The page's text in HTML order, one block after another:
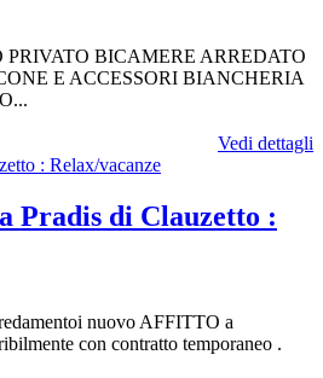
BICAMERE ARREDATO
E ACCESSORI BIANCHERIA
Vedi dettagli
Pradis di Clauzetto :
nuovo AFFITTO a
con contratto temporaneo .